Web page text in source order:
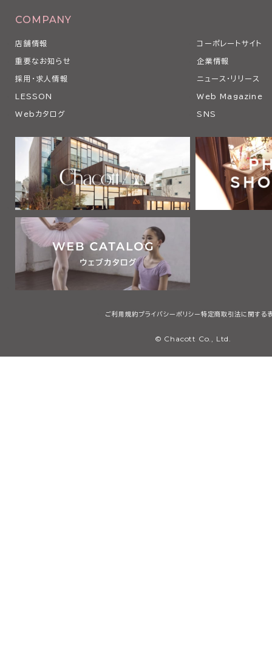
COMPANY
店舗情報 コーポレートサイト
重要なお知らせ 企業情報
採用・求人情報 ニュース・リリース
LESSON Web Magazine
Webカタログ SNS
ご利用規約プライバシーポリシー 特定商取引法に関する
© Chacott Co., Ltd.